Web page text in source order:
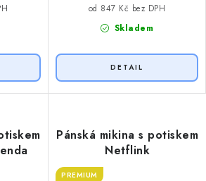
Skladem
od 847 Kč bez DPH
Pánská mikina s potiskem
Netflink
PREMIUM